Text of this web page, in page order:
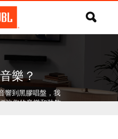
樂？
響到黑膠唱盤，我
強您的音樂和裝飾